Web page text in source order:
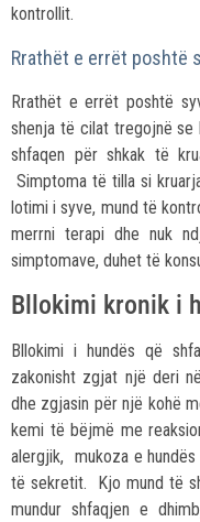
kontrollit.
Rrathët e errët poshtë
Rrathët e errët poshtë
shenja të cilat tregojnë
shfaqen për shkak të
Simptoma të tilla si
lotimi i syve, mund të
merrni terapi dhe nuk
simptomave, duhet të
Bllokimi kronik i
Bllokimi i hundës që
zakonisht zgjat një deri
dhe zgjasin për një kohë
kemi të bëjmë me
alergjik, mukoza e
të sekretit. Kjo mund të
mundur shfaqjen e